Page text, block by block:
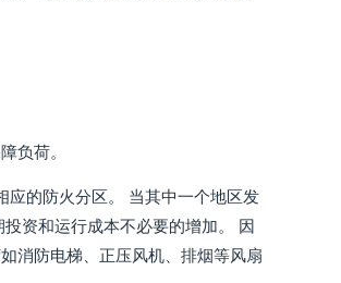
负荷。
应的防火分区。 当其中一个地区发
资和运行成本不必要的增加。 因
消防电梯、正压风机、排烟等风扇